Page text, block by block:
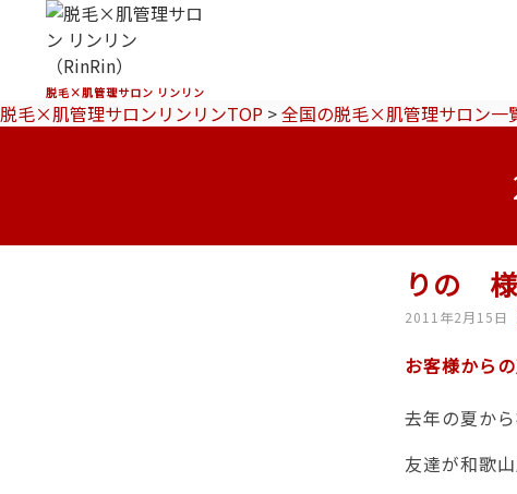
脱毛×肌管理サロン リンリン
脱毛×肌管理サロンリンリンTOP >全国の脱毛×肌管理サロン一
りの 様
2011年2月15日
お客様から
去年の夏か
友達が和歌